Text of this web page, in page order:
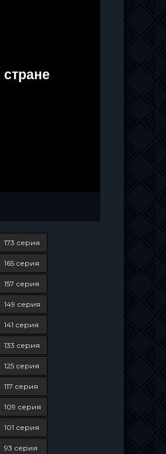
173 серия
165 серия
157 серия
149 серия
141 серия
133 серия
125 серия
117 серия
109 серия
101 серия
93 серия